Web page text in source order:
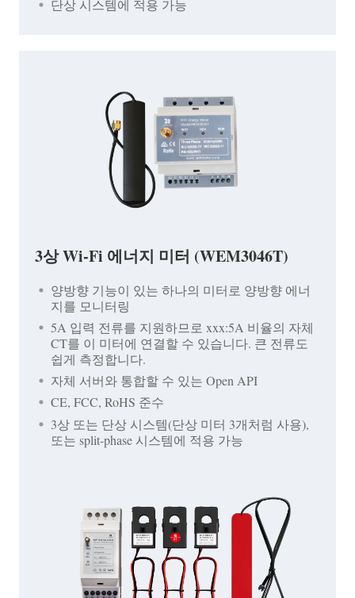
단상 시스템에 적용 가능
3상 Wi-Fi 에너지 미터 (WEM3046T)
양방향 기능이 있는 하나의 미터로 양방향 에너
지를 모니터링
5A 입력 전류를 지원하므로 xxx:5A 비율의 자체
CT를 이 미터에 연결할 수 있습니다. 큰 전류도
쉽게 측정합니다.
자체 서버와 통합할 수 있는 Open API
CE, FCC, RoHS 준수
3상 또는 단상 시스템(단상 미터 3개처럼 사용),
또는 split-phase 시스템에 적용 가능